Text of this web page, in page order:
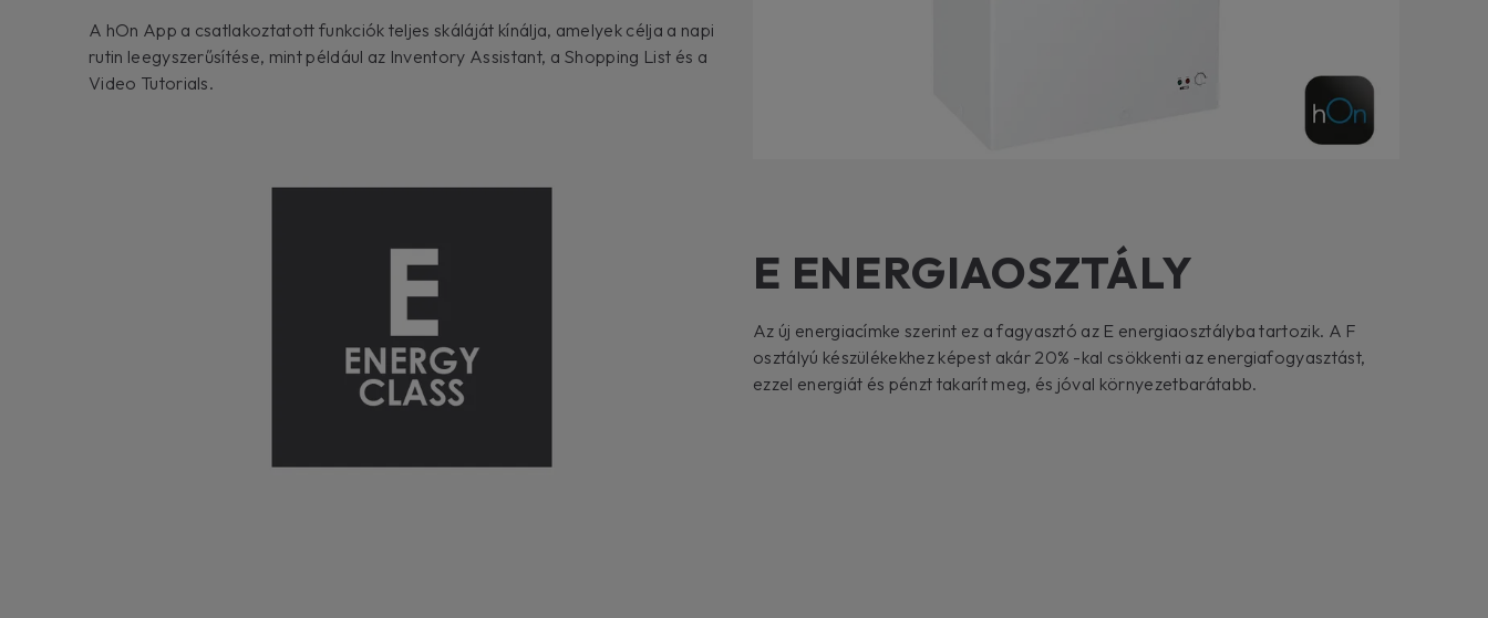
A hOn App a csatlakoztatott funkciók teljes skáláját kínálja, amelyek célja a napi
rutin leegyszerűsítése, mint például az Inventory Assistant, a Shopping List és a
Video Tutorials.
E ENERGIAOSZTÁLY
Az új energiacímke szerint ez a fagyasztó az E energiaosztályba tartozik. A F
osztályú készülékekhez képest akár 20% -kal csökkenti az energiafogyasztást,
ezzel energiát és pénzt takarít meg, és jóval környezetbarátabb.